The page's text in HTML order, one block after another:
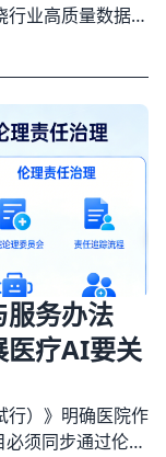
业高质量数据集
容、标注攻坚、
服务办法
医疗AI要关
行）》明确医院作
须同步通过伦理